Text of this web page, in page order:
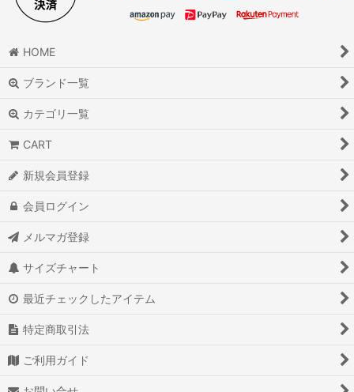
HOME
ブランド一覧
カテゴリ一覧
CART
新規会員登録
会員ログイン
メルマガ登録
サイズチャート
最近チェックしたアイテム
特定商取引法
ご利用ガイド